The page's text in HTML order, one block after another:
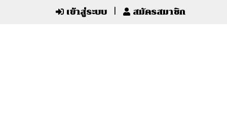
เข้าสู่ระบบ สมัครสมาชิก